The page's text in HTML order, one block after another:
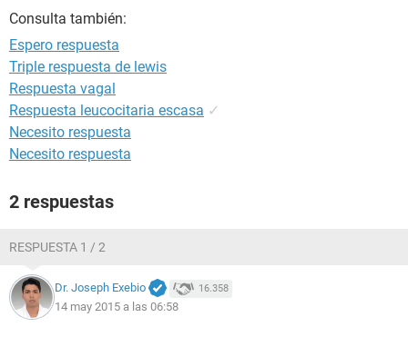
Consulta también:
Espero respuesta
Triple respuesta de lewis
Respuesta vagal
Respuesta leucocitaria escasa ✓
Necesito respuesta
Necesito respuesta
2 respuestas
RESPUESTA 1 / 2
Dr. Joseph Exebio 16.358
14 may 2015 a las 06:58